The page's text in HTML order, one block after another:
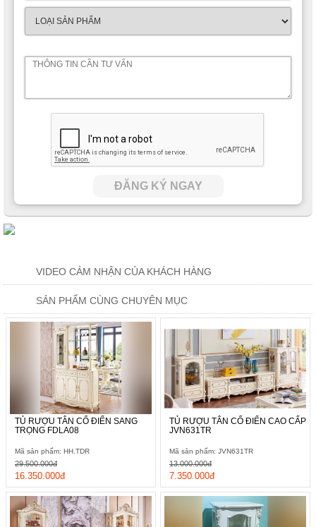
ĐĂNG KÝ NGAY
VIDEO CẢM NHẬN CỦA KHÁCH HÀNG
SẢN PHẨM CÙNG CHUYÊN MỤC
TỦ RƯỢU TÂN CỔ ĐIỂN SANG
TRỌNG FDLA08
Mã sản phẩm: HH.TDR
16.350.000đ
29.500.000đ
TỦ RƯỢU TÂN CỔ ĐIỂN CAO CẤP
JVN631TR
Mã sản phẩm: JVN631TR
7.350.000đ
13.000.000đ